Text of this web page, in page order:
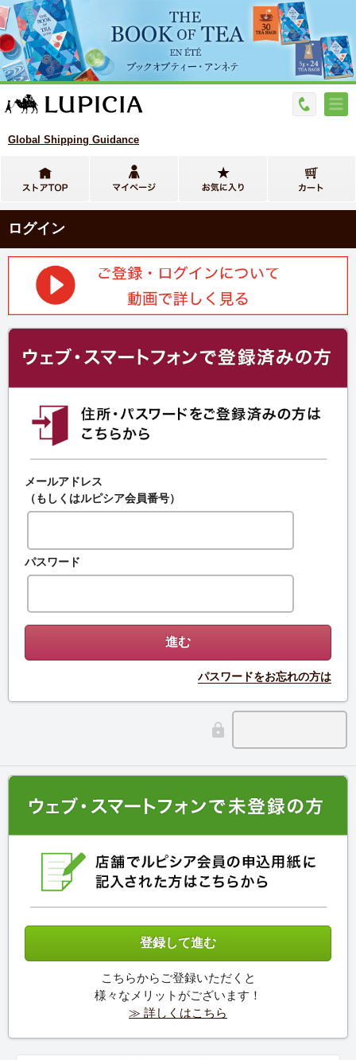
Global Shipping Guidance
ログイン
メールアドレス
（もしくはルピシア会員番号）
パスワード
パスワードをお忘れの方は
こちらからご登録いただくと
様々なメリットがございます！
≫ 詳しくはこちら